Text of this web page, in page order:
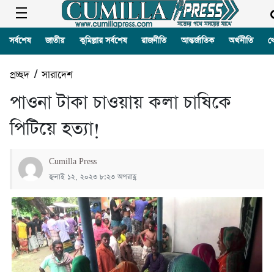
সর্বশেষ জাতীয় কুমিল্লার সর্বশেষ রাজনীতি আন্তর্জাতিক অর্থনীতি
প্রচ্ছদ/সারাদেশ
পাওনা টাকা চাওয়ায় কলা চাষিকে
পিটিয়ে হত্যা!
Cumilla Press
জুলাই ১২, ২০২৩ ৮:২৩ অপরাহ্ণ